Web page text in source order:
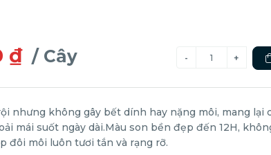
₫ / Cây
nhưng không gây bết dính hay nặng môi, mang lại
mái suốt ngày dài.Màu son bền đẹp đến 12H,
đôi môi luôn tươi tắn và rạng rỡ.